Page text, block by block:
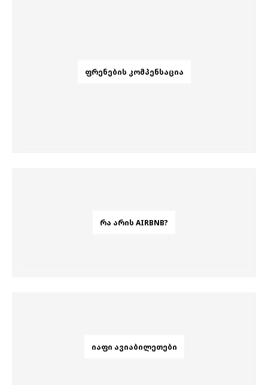
ᲤᲠᲔᲜᲔᲑᲘᲡ ᲙᲝᲛᲞᲔᲜᲡᲐᲪᲘᲐ
ᲠᲐ ᲐᲠᲘᲡ AIRBNB?
ᲘᲐᲤᲘ ᲐᲕᲘᲐᲑᲘᲚᲔᲗᲔᲑᲘ